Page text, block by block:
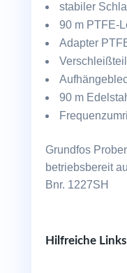
stabiler
90 m PTFE-
Adapter
90 m
Grundfos
betriebsbereit
Bnr. 1227SH
Hilfreiche